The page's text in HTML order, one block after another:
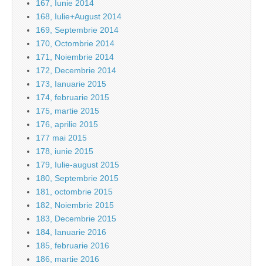
167, Iunie 2014
168, Iulie+August 2014
169, Septembrie 2014
170, Octombrie 2014
171, Noiembrie 2014
172, Decembrie 2014
173, Ianuarie 2015
174, februarie 2015
175, martie 2015
176, aprilie 2015
177 mai 2015
178, iunie 2015
179, Iulie-august 2015
180, Septembrie 2015
181, octombrie 2015
182, Noiembrie 2015
183, Decembrie 2015
184, Ianuarie 2016
185, februarie 2016
186, martie 2016